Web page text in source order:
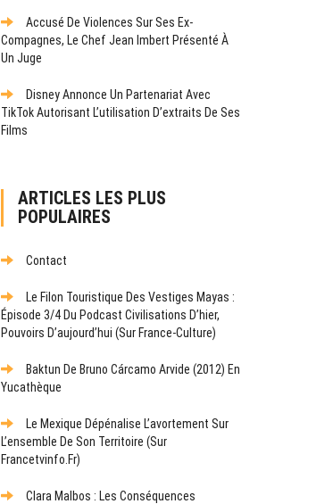
Accusé De Violences Sur Ses Ex-
Compagnes, Le Chef Jean Imbert Présenté À
Un Juge
Disney Annonce Un Partenariat Avec
TikTok Autorisant L’utilisation D’extraits De Ses
Films
ARTICLES LES PLUS
POPULAIRES
Contact
Le Filon Touristique Des Vestiges Mayas :
Épisode 3/4 Du Podcast Civilisations D’hier,
Pouvoirs D’aujourd’hui (sur France-Culture)
Baktun De Bruno Cárcamo Arvide (2012) En
Yucathèque
Le Mexique Dépénalise L’avortement Sur
L’ensemble De Son Territoire (sur
Francetvinfo.fr)
Clara Malbos : Les Conséquences